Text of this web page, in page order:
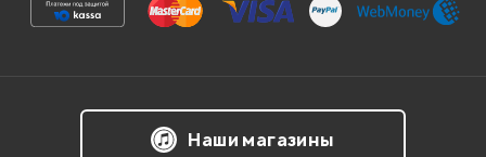
Наши магазины